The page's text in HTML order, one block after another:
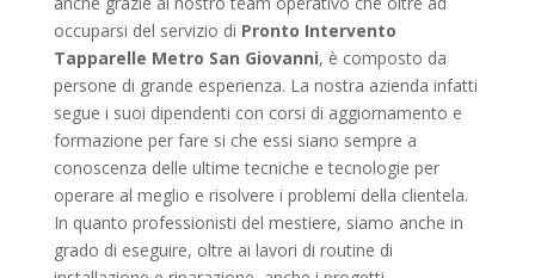
occuparsi del servizio di Pronto Intervento
Tapparelle Metro San Giovanni, è composto da
persone di grande esperienza. La nostra azienda infatti
segue i suoi dipendenti con corsi di aggiornamento e
formazione per fare si che essi siano sempre a
conoscenza delle ultime tecniche e tecnologie per
operare al meglio e risolvere i problemi della clientela.
In quanto professionisti del mestiere, siamo anche in
grado di eseguire, oltre ai lavori di routine di